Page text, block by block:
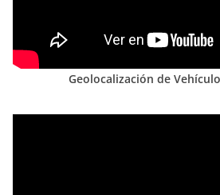
Geolocalización de